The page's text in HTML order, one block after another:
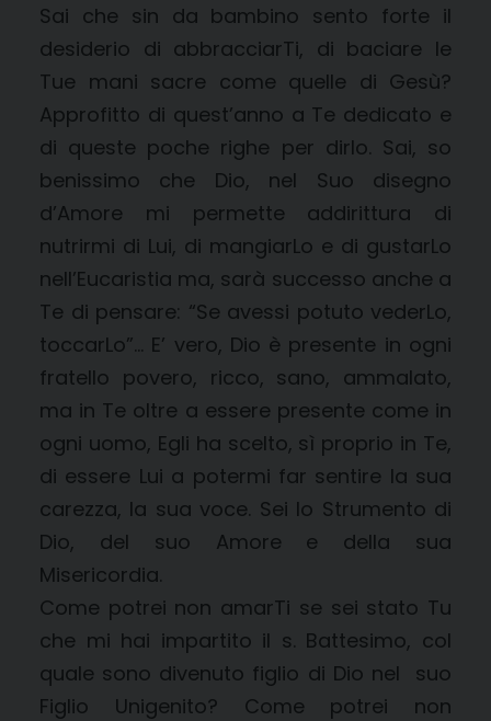
Sai che sin da bambino sento forte il
desiderio di abbracciarTi, di baciare le
Tue mani sacre come quelle di Gesù?
Approfitto di quest’anno a Te dedicato e
di queste poche righe per dirlo. Sai, so
benissimo che Dio, nel Suo disegno
d’Amore mi permette addirittura di
nutrirmi di Lui, di mangiarLo e di gustarLo
nell’Eucaristia ma, sarà successo anche a
Te di pensare: “Se avessi potuto vederLo,
toccarLo”… E’ vero, Dio è presente in ogni
fratello povero, ricco, sano, ammalato,
ma in Te oltre a essere presente come in
ogni uomo, Egli ha scelto, sì proprio in Te,
di essere Lui a potermi far sentire la sua
carezza, la sua voce. Sei lo Strumento di
Dio, del suo Amore e della sua
Misericordia.
Come potrei non amarTi se sei stato Tu
che mi hai impartito il s. Battesimo, col
quale sono divenuto figlio di Dio nel suo
Figlio Unigenito? Come potrei non